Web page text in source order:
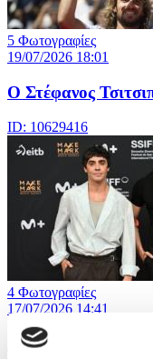
5 Φωτογραφίες
19/07/2026 18:01
Ο Στέφανος
ID: 10629416
4 Φωτογραφίες
17/07/2026 14:41
Διεθνές